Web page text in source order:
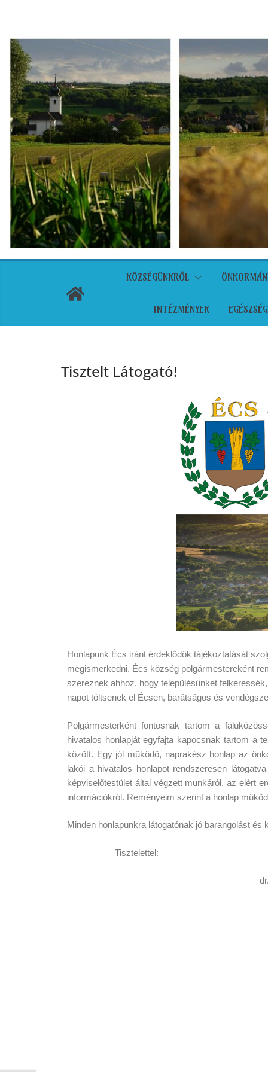
KÖZSÉGÜNKRŐL
INTÉZMÉNYEK
Tisztelt Látogató!
Honlapunk Écs iránt érdeklődők tájékoztatását
megismerkedni. Écs község polgármestereként
szereznek ahhoz, hogy településünket
napot töltsenek el Écsen, barátságos és
Polgármesterként fontosnak tartom a
hivatalos honlapját egyfajta kapocsnak tartom a
között. Egy jól működő, naprakész honlap az
lakói a hivatalos honlapot rendszeresen
képviselőtestület által végzett munkáról, az elért
információkról. Reményeim szerint a honlap
Minden honlapunkra látogatónak jó barangolást és
Tisztelettel: